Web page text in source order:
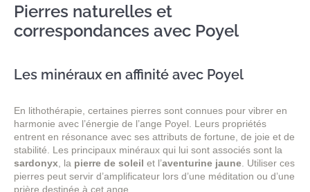
Pierres naturelles et
correspondances avec Poyel
Les minéraux en affinité avec Poyel
En lithothérapie, certaines pierres sont connues pour vibrer en
harmonie avec l’énergie de l’ange Poyel. Leurs propriétés
entrent en résonance avec ses attributs de fortune, de joie et de
stabilité. Les principaux minéraux qui lui sont associés sont la
sardonyx , la pierre de soleil et l’aventurine jaune . Utiliser ces
pierres peut servir d’amplificateur lors d’une méditation ou d’une
prière destinée à cet ange.